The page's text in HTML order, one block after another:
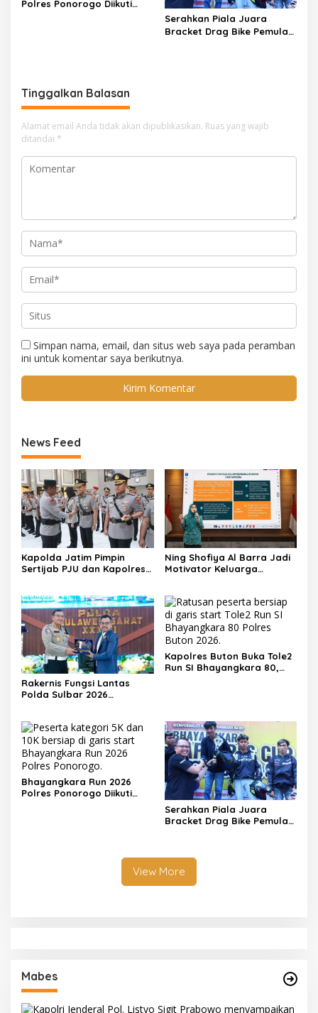
Polres Ponorogo Diikuti
Serahkan Piala Juara
Bracket Drag Bike Pemula
Tinggalkan Balasan
Alamat email Anda tidak akan dipublikasikan. Ruas yang wajib
ditandai *
Simpan nama, email, dan situs web saya pada peramban
ini untuk komentar saya berikutnya.
News Feed
Kapolda Jatim Pimpin
Sertijab PJU dan Kapolres,
Pelayanan Presisi
Ning Shofiya Al Barra Jadi
Motivator Keluarga
Rakernis Fungsi Lantas
Polda Sulbar 2026
Kapolres Buton Buka Tole2
Run SI Bhayangkara 80,
Bhayangkara Run 2026
Polres Ponorogo Diikuti
Serahkan Piala Juara
Bracket Drag Bike Pemula
View More
Mabes